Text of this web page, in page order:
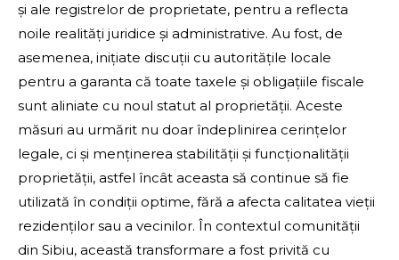
și ale registrelor de proprietate, pentru a reflecta
noile realități juridice și administrative. Au fost, de
asemenea, inițiate discuții cu autoritățile locale
pentru a garanta că toate taxele și obligațiile fiscale
sunt aliniate cu noul statut al proprietății. Aceste
măsuri au urmărit nu doar îndeplinirea cerințelor
legale, ci și menținerea stabilității și funcționalității
proprietății, astfel încât aceasta să continue să fie
utilizată în condiții optime, fără a afecta calitatea vieții
rezidenților sau a vecinilor. În contextul comunității
din Sibiu, această transformare a fost privită cu